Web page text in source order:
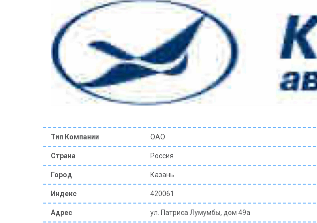
Тип Компании ОАО
Страна Россия
Город Казань
Индекс 420061
Адрес ул. Патриса Лумумбы, дом 49а